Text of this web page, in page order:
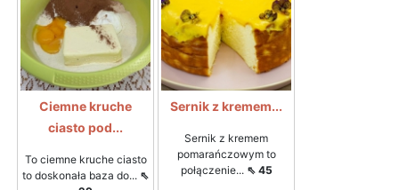
Ciemne kruche
ciasto pod...
To ciemne kruche ciasto
to doskonała baza do... ⇖
Sernik z kremem...
Sernik z kremem
pomarańczowym to
połączenie... ⇖ 45